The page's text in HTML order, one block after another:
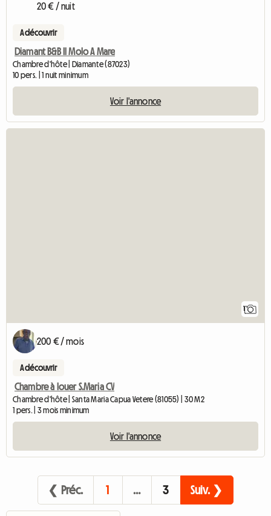
20 € / nuit
A découvrir
Diamant B&B Il Molo A Mare
Chambre d'hôte | Diamante (87023)
10 pers. | 1 nuit minimum
Voir l'annonce
1
200 € / mois
A découvrir
Chambre à louer S.Maria CV
Chambre d'hôte | Santa Maria Capua Vetere (81055) | 30 M2
1 pers. | 3 mois minimum
Voir l'annonce
❮ Préc. 1 … 3 Suiv. ❯